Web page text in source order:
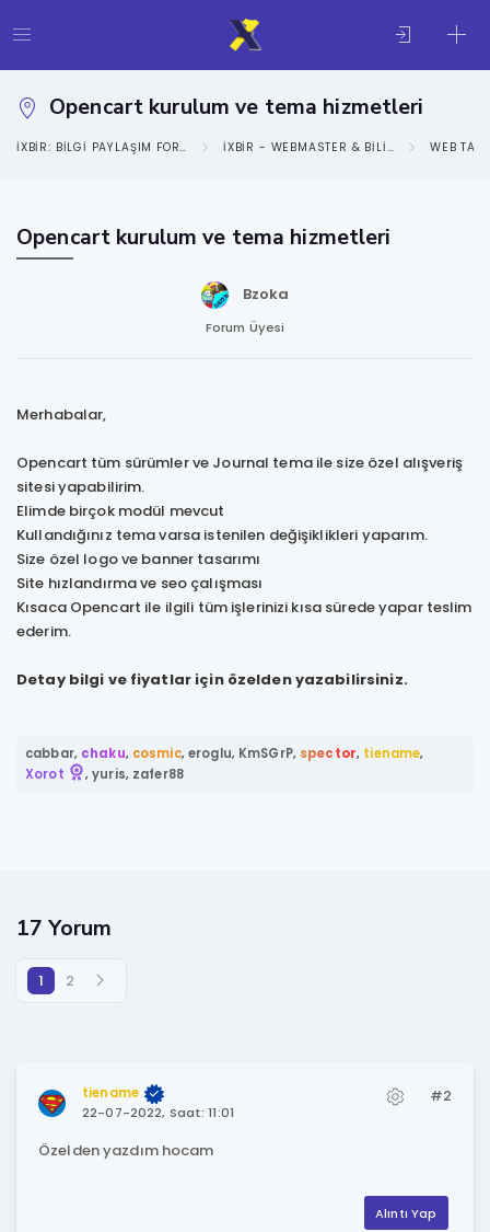
Opencart kurulum ve tema hizmetleri
IXBIR: BILGI PAYLAŞIM FORUMU IXBIR - WEBMASTER & BILIŞIM KATEGORISI
Opencart kurulum ve tema hizmetleri
Bzoka
Forum Üyesi
Merhabalar,
Opencart tüm sürümler ve Journal tema ile size özel alışveriş
sitesi yapabilirim.
Elimde birçok modül mevcut
Kullandığınız tema varsa istenilen değişiklikleri yaparım.
Size özel logo ve banner tasarımı
Site hızlandırma ve seo çalışması
Kısaca Opencart ile ilgili tüm işlerinizi kısa sürede yapar teslim
ederim.
Detay bilgi ve fiyatlar için özelden yazabilirsiniz.
cabbar, chaku, cosmic,eroglu, KmSGrP, spector, tiename,
Xorot
,yuris, zafer88
17 Yorum
1 2
tiename
22-07-2022, Saat: 11:01
#2
Özelden yazdım hocam
Alıntı Yap